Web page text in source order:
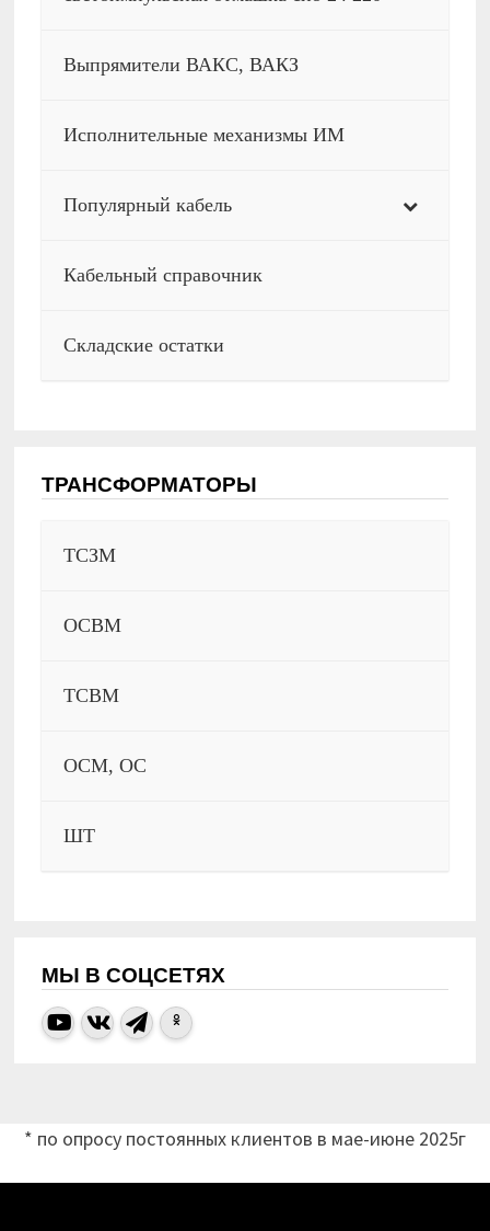
Выпрямители ВАКС, ВАКЗ
Исполнительные механизмы ИМ
Популярный кабель
Кабельный справочник
Складские остатки
ТРАНСФОРМАТОРЫ
ТСЗМ
ОСВМ
ТСВМ
ОСМ, ОС
ШТ
МЫ В СОЦСЕТЯХ
* по опросу постоянных клиентов в мае-июне 2025г